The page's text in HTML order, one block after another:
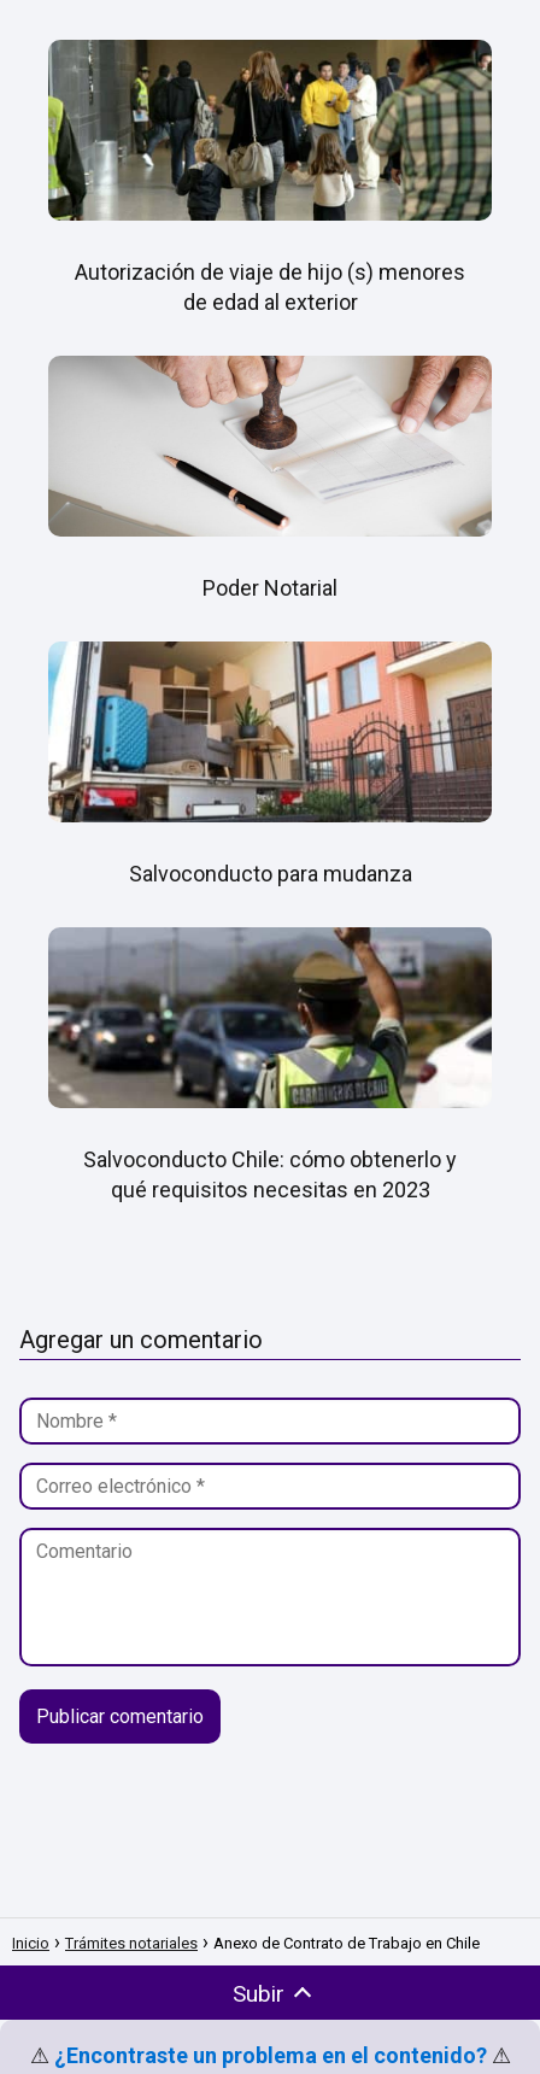
Autorización de viaje de hijo (s) menores
de edad al exterior
Poder Notarial
Salvoconducto para mudanza
Salvoconducto Chile: cómo obtenerlo y
qué requisitos necesitas en 2023
Agregar un comentario
Inicio Trámites notariales Anexo de Contrato de Trabajo en Chile
Subir
⚠ ¿Encontraste un problema en el contenido? ⚠